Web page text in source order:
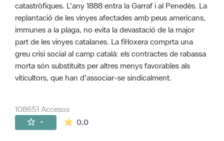
catastròfiques. L'any 1888 entra la Garraf i al Penedès. La
replantació de les vinyes afectades amb peus americans,
immunes a la plaga, no evita la devastació de la major
part de les vinyes catalanes. La fil·loxera comprta una
greu crisi social al camp català: els contractes de rabassa
morta són substituïts per altres menys favorables als
viticultors, que han d'associar-se sindicalment.
108651 Accesos
- 0.0La valoración media es de 0 estrellas de